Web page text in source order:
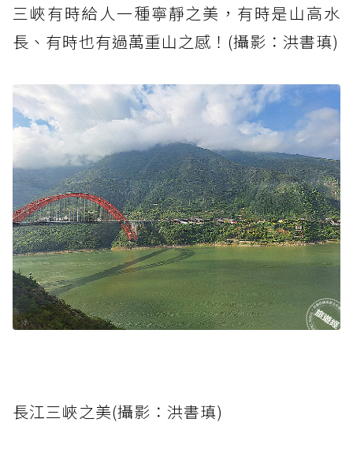
三峽有時給人一種寧靜之美，有時是山高水
長、有時也有過萬重山之感！(攝影：洪書瑱)
長江三峽之美(攝影：洪書瑱)